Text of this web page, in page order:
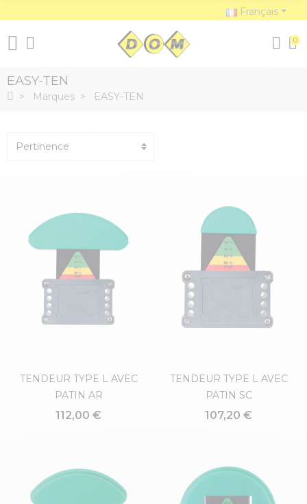
Français
0
EASY-TEN
Marques EASY-TEN
TENDEUR TYPE L AVEC
PATIN AR
112,00 €
TENDEUR TYPE L AVEC
PATIN SC
107,20 €